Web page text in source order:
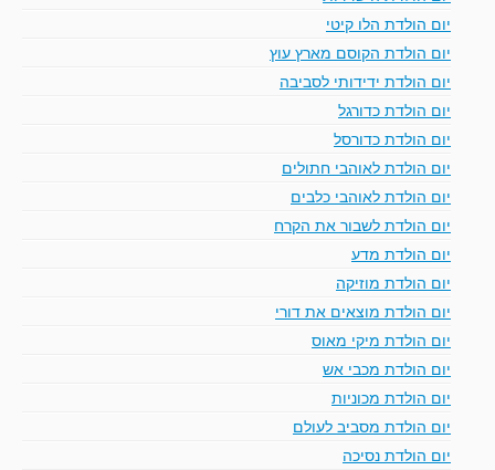
יום הולדת הלו קיטי
יום הולדת הקוסם מארץ עוץ
יום הולדת ידידותי לסביבה
יום הולדת כדורגל
יום הולדת כדורסל
יום הולדת לאוהבי חתולים
יום הולדת לאוהבי כלבים
יום הולדת לשבור את הקרח
יום הולדת מדע
יום הולדת מוזיקה
יום הולדת מוצאים את דורי
יום הולדת מיקי מאוס
יום הולדת מכבי אש
יום הולדת מכוניות
יום הולדת מסביב לעולם
יום הולדת נסיכה